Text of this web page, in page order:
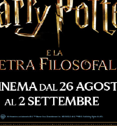
Giovedì 06/08/2026
MASSAUA CITYPLEX - Torino
14:40
Venerdì 07/08/2026
MASSAUA CITYPLEX - Torino